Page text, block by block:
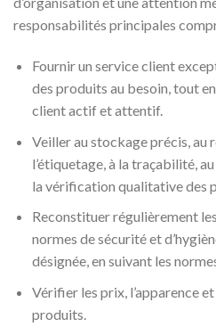
responsabilités principales
Fournir un service client
des produits au besoin, tout
client actif et attentif.
Veiller au stockage précis, au
l’étiquetage, à la traçabilité,
la vérification qualitative des
Reconstituer régulièrement
normes de sécurité et
désignée, en suivant les
Vérifier les prix, l’apparence
produits.